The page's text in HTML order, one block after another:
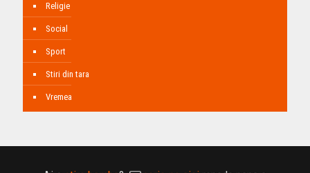
Religie
Social
Sport
Stiri din tara
Vremea